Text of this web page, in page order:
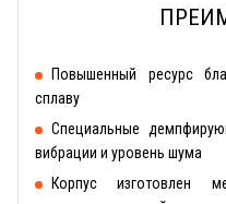
Повышенный ресурс
сплаву
Специальные
вибрации и уровень шума
Корпус изготовлен